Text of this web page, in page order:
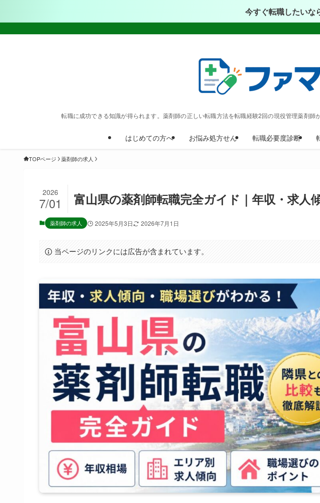
今すぐ転職したい
転職に成功できる知識が得られます。薬剤師の正しい転職方法を転職経験2回の現役管理薬剤
はじめての方へ お悩み処方せん 転職必要度診断
TOPページ 薬剤師の求人
富山県の薬剤師転職完全ガイド｜年収・求人
2026
7/01
薬剤師の求人 2025年5月3日 2026年7月1日
当ページのリンクには広告が含まれています。